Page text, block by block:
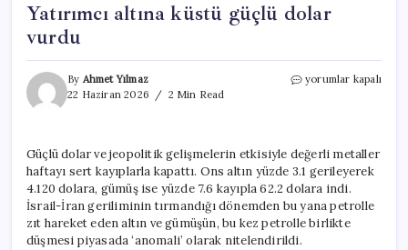
Yatırımcı altına küstü güçlü dolar
vurdu
By Ahmet Yılmaz
22 Haziran 2026
2 Min Read
Yatırımcı
vurdu
için
yorumlar kapalı
Güçlü dolar ve jeopolitik gelişmelerin etkisiyle değerli metaller
haftayı sert kayıplarla kapattı. Ons altın yüzde 3.1 gerileyerek
4.120 dolara, gümüş ise yüzde 7.6 kayıpla 62.2 dolara indi.
İsrail-İran geriliminin tırmandığı dönemden bu yana petrolle
zıt hareket eden altın ve gümüşün, bu kez petrolle birlikte
düşmesi piyasada ‘anomali’ olarak nitelendirildi.